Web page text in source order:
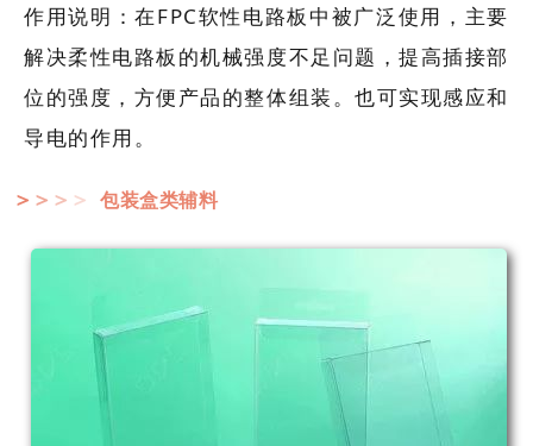
作用说明：在FPC软性电路板中被广泛使用，主要
解决柔性电路板的机械强度不足问题，提高插接部
位的强度，方便产品的整体组装。也可实现感应和
导电的作用。
＞ ＞ ＞ ＞ 包装盒类辅料